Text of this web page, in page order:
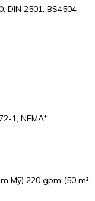
DIN 2501, BS4504 –
1, NEMA*
Mỹ) 220 gpm (50 m²